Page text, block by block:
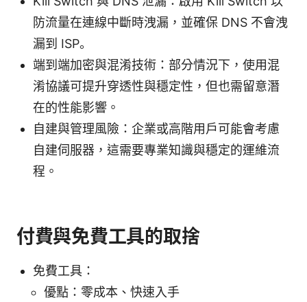
防流量在連線中斷時洩漏，並確保 DNS 不會洩
漏到 ISP。
端到端加密與混淆技術：部分情況下，使用混
淆協議可提升穿透性與穩定性，但也需留意潛
在的性能影響。
自建與管理風險：企業或高階用戶可能會考慮
自建伺服器，這需要專業知識與穩定的運維流
程。
付費與免費工具的取捨
免費工具：
優點：零成本、快速入手